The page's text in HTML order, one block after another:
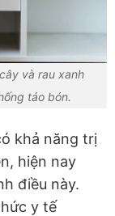
và rau xanh
táo bón.
khả năng trị
hiện nay
điều này.
y tế